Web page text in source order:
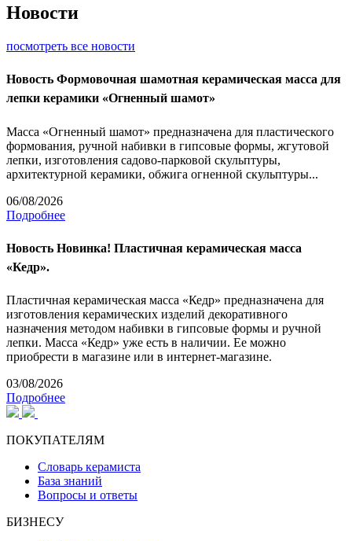
Новости
посмотреть все новости
Новость Формовочная шамотная керамическая масса для
лепки керамики «Огненный шамот»
Масса «Огненный шамот» предназначена для пластического
формования, ручной набивки в гипсовые формы, жгутовой
лепки, изготовления садово-парковой скульптуры,
архитектурной керамики, обжига огненной скульптуры...
06/08/2026
Подробнее
Новость Новинка! Пластичная керамическая масса
«Кедр».
Пластичная керамическая масса «Кедр» предназначена для
изготовления керамических изделий декоративного
назначения методом набивки в гипсовые формы и ручной
лепки. Масса «Кедр» уже есть в наличии. Ее можно
приобрести в магазине или в интернет-магазине.
03/08/2026
Подробнее
ПОКУПАТЕЛЯМ
Словарь керамиста
База знаний
Вопросы и ответы
БИЗНЕСУ